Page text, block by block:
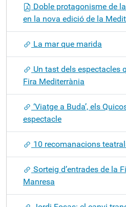
Doble protagonisme de
en la nova edició de la
La mar que marida
Un tast dels espectacles
Fira Mediterrània
‘Viatge a Buda’, els
espectacle
10 recomanacions
Sorteig d’entrades de la
Manresa